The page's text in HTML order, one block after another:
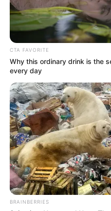
CTA FAVORITE
Why this ordinary drink is the
every day
BRAINBERRIES